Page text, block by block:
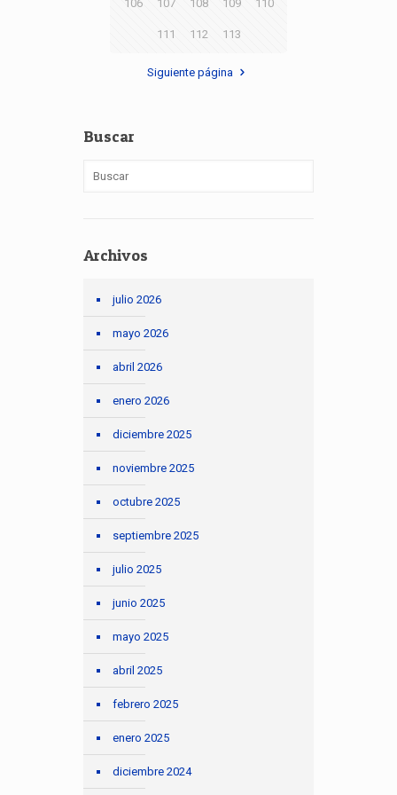
106 107 108 109 110
111 112 113
Siguiente página
Buscar
Archivos
julio 2026
mayo 2026
abril 2026
enero 2026
diciembre 2025
noviembre 2025
octubre 2025
septiembre 2025
julio 2025
junio 2025
mayo 2025
abril 2025
febrero 2025
enero 2025
diciembre 2024